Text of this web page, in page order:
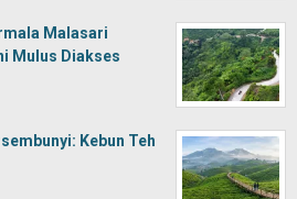
Malasari
Mulus Diakses
Kebun Teh